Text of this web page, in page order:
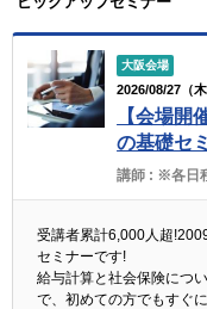
大阪会場
2026/08/27（
【会場開
の基礎セ
講師 : ※各日
受講者累計6,000人超
セミナーです!
給与計算と社会保険につ
で、初めての方でもすぐ